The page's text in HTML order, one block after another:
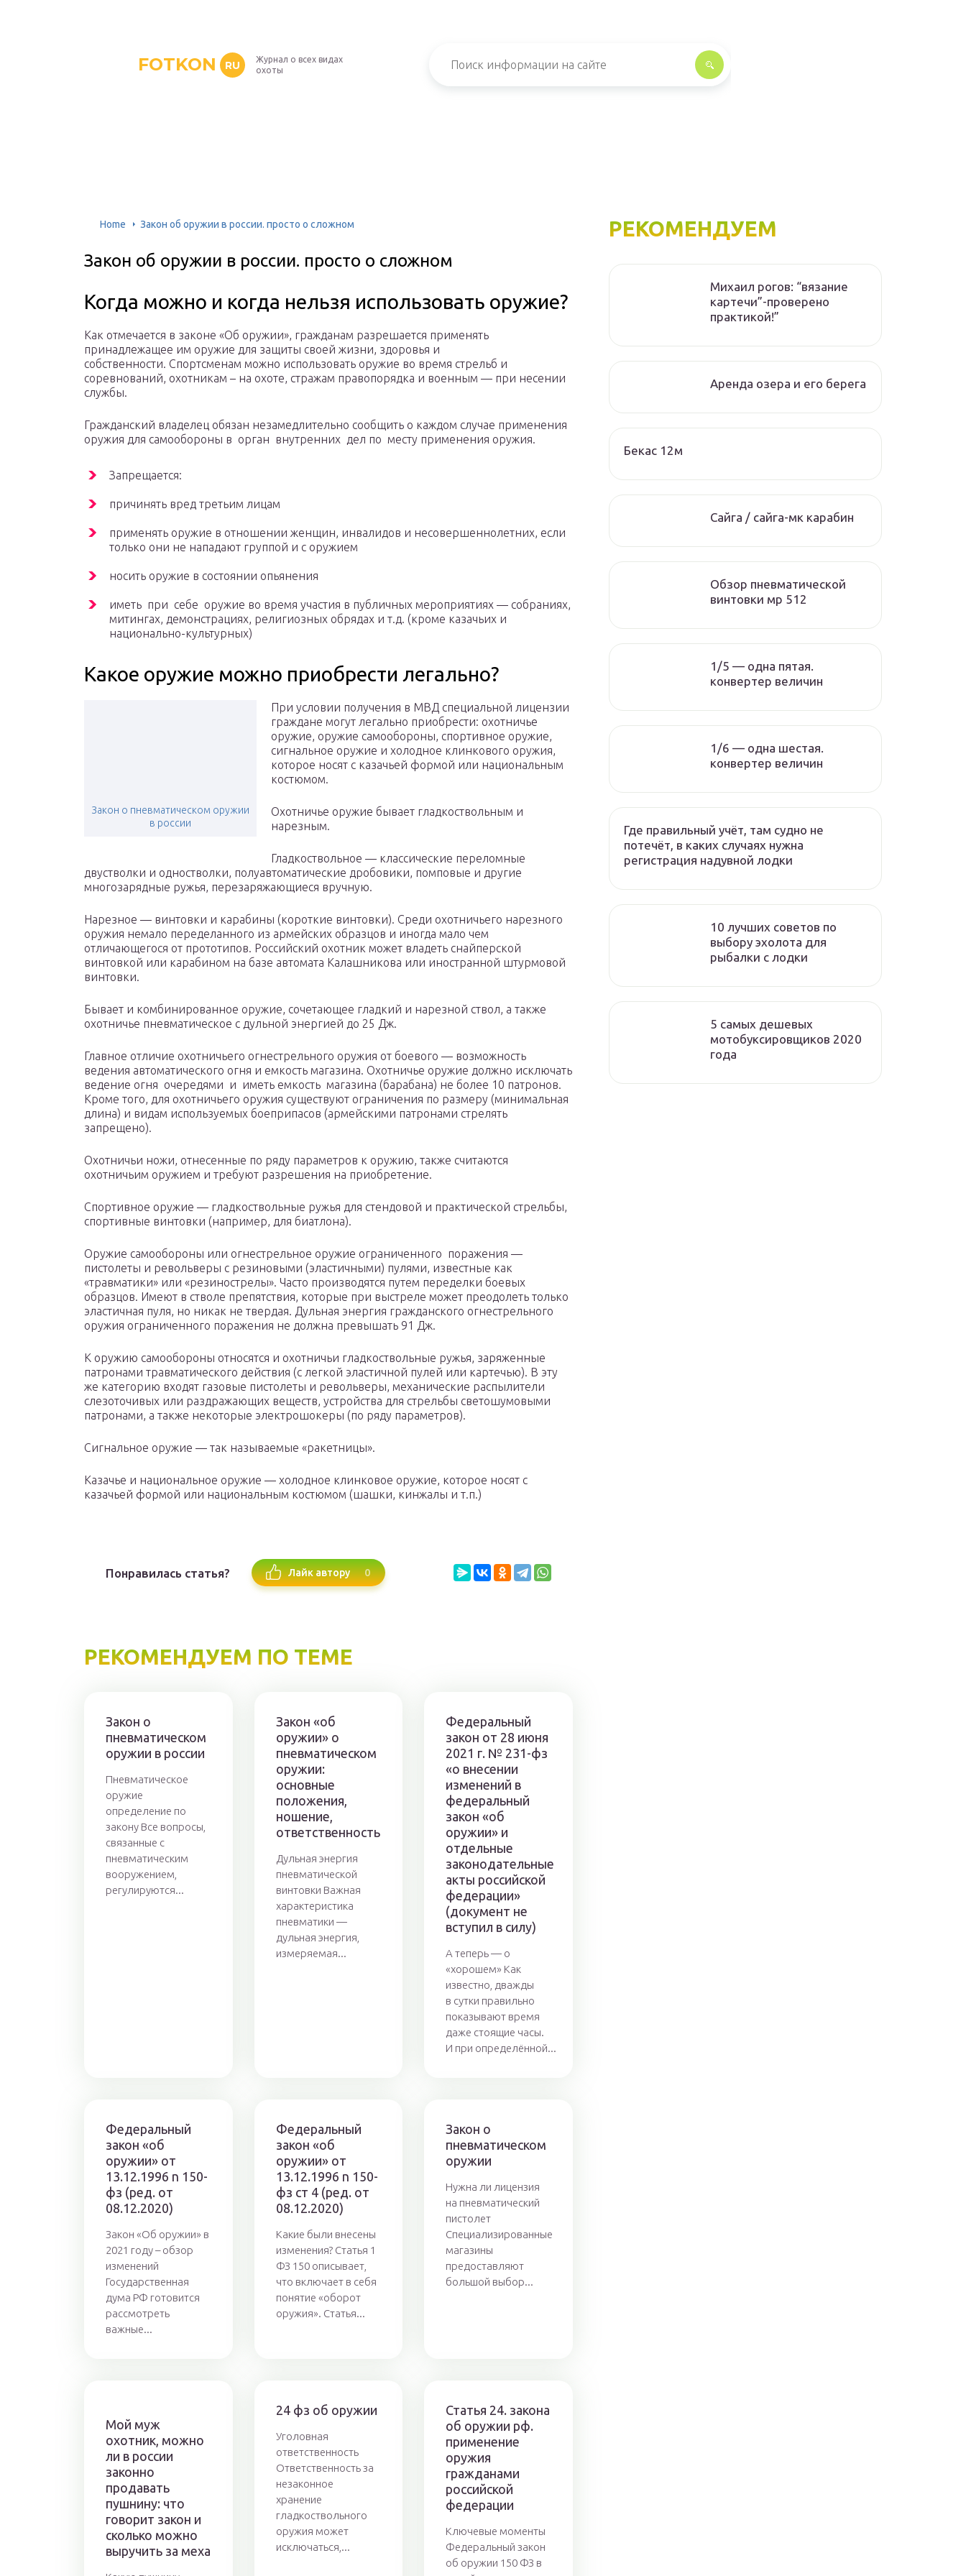
FOTKON RU
Журнал о всех видах
охоты
Home Закон об оружии в россии. просто о сложном
Закон об оружии в россии. просто о сложном
Когда можно и когда нельзя использовать оружие?
Как отмечается в законе «Об оружии», гражданам разрешается применять
принадлежащее им оружие для защиты своей жизни, здоровья и
собственности. Спортсменам можно использовать оружие во время стрельб и
соревнований, охотникам – на охоте, стражам правопорядка и военным — при несении
службы.
Гражданский владелец обязан незамедлительно сообщить о каждом случае применения
оружия для самообороны в орган внутренних дел по месту применения оружия.
Запрещается:
причинять вред третьим лицам
применять оружие в отношении женщин, инвалидов и несовершеннолетних, если
только они не нападают группой и с оружием
носить оружие в состоянии опьянения
иметь при себе оружие во время участия в публичных мероприятиях — собраниях,
митингах, демонстрациях, религиозных обрядах и т.д. (кроме казачьих и
национально-культурных)
Какое оружие можно приобрести легально?
Закон о пневматическом оружии
в россии
При условии получения в МВД специальной лицензии
граждане могут легально приобрести: охотничье
оружие, оружие самообороны, спортивное оружие,
сигнальное оружие и холодное клинкового оружия,
которое носят с казачьей формой или национальным
костюмом.
Охотничье оружие бывает гладкоствольным и
нарезным.
Гладкоствольное — классические переломные
двустволки и одностволки, полуавтоматические дробовики, помповые и другие
многозарядные ружья, перезаряжающиеся вручную.
Нарезное — винтовки и карабины (короткие винтовки). Среди охотничьего нарезного
оружия немало переделанного из армейских образцов и иногда мало чем
отличающегося от прототипов. Российский охотник может владеть снайперской
винтовкой или карабином на базе автомата Калашникова или иностранной штурмовой
винтовки.
Бывает и комбинированное оружие, сочетающее гладкий и нарезной ствол, а также
охотничье пневматическое с дульной энергией до 25 Дж.
Главное отличие охотничьего огнестрельного оружия от боевого — возможность
ведения автоматического огня и емкость магазина. Охотничье оружие должно исключать
ведение огня очередями и иметь емкость магазина (барабана) не более 10 патронов.
Кроме того, для охотничьего оружия существуют ограничения по размеру (минимальная
длина) и видам используемых боеприпасов (армейскими патронами стрелять
запрещено).
Охотничьи ножи, отнесенные по ряду параметров к оружию, также считаются
охотничьим оружием и требуют разрешения на приобретение.
Спортивное оружие — гладкоствольные ружья для стендовой и практической стрельбы,
спортивные винтовки (например, для биатлона).
Оружие самообороны или огнестрельное оружие ограниченного поражения —
пистолеты и револьверы с резиновыми (эластичными) пулями, известные как
«травматики» или «резинострелы». Часто производятся путем переделки боевых
образцов. Имеют в стволе препятствия, которые при выстреле может преодолеть только
эластичная пуля, но никак не твердая. Дульная энергия гражданского огнестрельного
оружия ограниченного поражения не должна превышать 91 Дж.
К оружию самообороны относятся и охотничьи гладкоствольные ружья, заряженные
патронами травматического действия (с легкой эластичной пулей или картечью). В эту
же категорию входят газовые пистолеты и револьверы, механические распылители
слезоточивых или раздражающих веществ, устройства для стрельбы светошумовыми
патронами, а также некоторые электрошокеры (по ряду параметров).
Сигнальное оружие — так называемые «ракетницы».
Казачье и национальное оружие — холодное клинковое оружие, которое носят с
казачьей формой или национальным костюмом (шашки, кинжалы и т.п.)
Понравилась статья? Лайк автору 0
РЕКОМЕНДУЕМ ПО ТЕМЕ
Закон о
пневматическом
оружии в россии
Пневматическое
оружие
определение по
закону Все вопросы,
связанные с
пневматическим
вооружением,
регулируются...
Закон «об
оружии» о
пневматическом
оружии:
основные
положения,
ношение,
ответственность
Дульная энергия
пневматической
винтовки Важная
характеристика
пневматики —
дульная энергия,
измеряемая...
Федеральный
закон от 28 июня
2021 г. № 231-фз
«о внесении
изменений в
федеральный
закон «об
оружии» и
отдельные
законодательные
акты российской
федерации»
(документ не
вступил в силу)
А теперь — о
«хорошем» Как
известно, дважды
в сутки правильно
показывают время
даже стоящие часы.
И при определённой...
Федеральный
закон «об
оружии» от
13.12.1996 n 150-
фз (ред. от
08.12.2020)
Закон «Об оружии» в
2021 году – обзор
изменений
Государственная
дума РФ готовится
рассмотреть
важные...
Федеральный
закон «об
оружии» от
13.12.1996 n 150-
фз ст 4 (ред. от
08.12.2020)
Какие были внесены
изменения? Статья 1
ФЗ 150 описывает,
что включает в себя
понятие «оборот
оружия». Статья...
Закон о
пневматическом
оружии
Нужна ли лицензия
на пневматический
пистолет
Специализированные
магазины
предоставляют
большой выбор...
Мой муж
охотник, можно
ли в россии
законно
продавать
пушнину: что
говорит закон и
сколько можно
выручить за меха
24 фз об оружии
Уголовная
ответственность
Ответственность за
незаконное
хранение
гладкоствольного
оружия может
исключаться,...
Статья 24. закона
об оружии рф.
применение
оружия
гражданами
российской
федерации
Ключевые моменты
Федеральный закон
об оружии 150 ФЗ в
РЕКОМЕНДУЕМ
Михаил рогов: “вязание
картечи”-проверено
практикой!”
Аренда озера и его берега
Бекас 12м
Сайга / сайга-мк карабин
Обзор пневматической
винтовки мр 512
1/5 — одна пятая.
конвертер величин
1/6 — одна шестая.
конвертер величин
Где правильный учёт, там судно не
потечёт, в каких случаях нужна
регистрация надувной лодки
10 лучших советов по
выбору эхолота для
рыбалки с лодки
5 самых дешевых
мотобуксировщиков 2020
года